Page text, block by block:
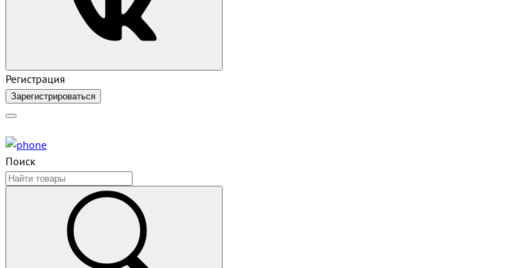
Регистрация
Зарегистрироваться
Поиск